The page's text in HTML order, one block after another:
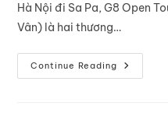
Hà Nội đi Sa Pa, G8 Open
Vân) là hai thương…
Continue Reading